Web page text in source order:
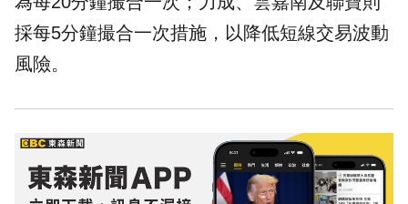
採每5分鐘撮合一次措施，以降低短線交易波動
風險。